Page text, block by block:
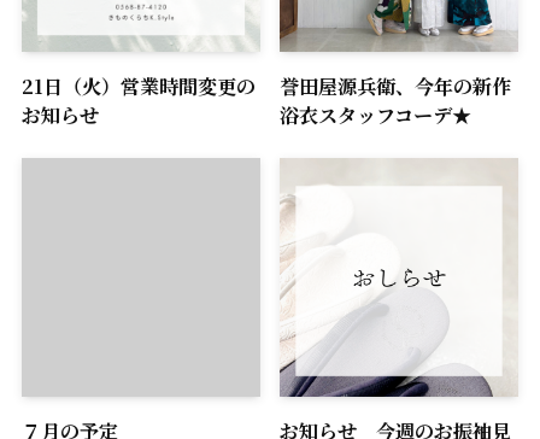
21日（火）営業時間変更の
お知らせ
誉田屋源兵衛、今年の新作
浴衣スタッフコーデ★
７月の予定
お知らせ 今週のお振袖見